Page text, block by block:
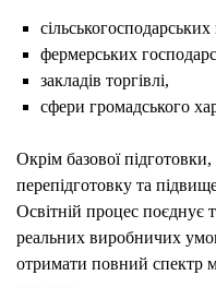
фермерських
закладів торгівлі,
сфери громадського
Окрім базової
перепідготовку та
Освітній процес поєднує
реальних виробничих
отримати повний спектр